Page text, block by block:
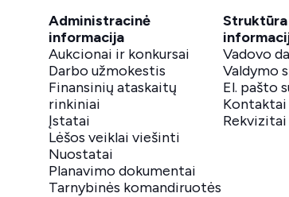
Administracinė
informacija
Aukcionai ir konkursai
Darbo užmokestis
Finansinių ataskaitų
rinkiniai
Įstatai
Lėšos veiklai viešinti
Nuostatai
Planavimo dokumentai
Tarnybinės komandiruotės
Vadovo
Valdymo
El. pašto
Kontaktai
Rekvizitai